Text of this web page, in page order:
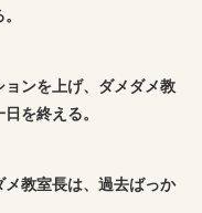
ンを上げ、ダメダメ教
を終える。
教室長は、過去ばっか